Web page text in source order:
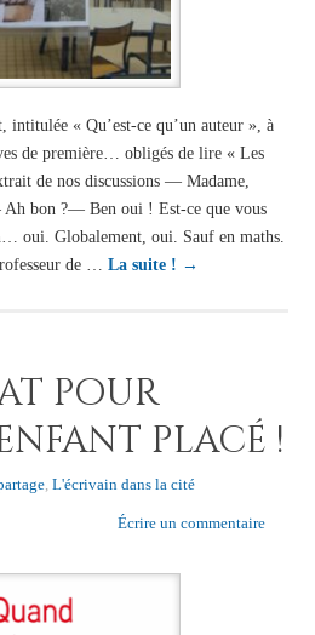
intitulée « Qu’est-ce qu’un auteur », à
de première… obligés de lire « Les
de nos discussions — Madame,
bon ?— Ben oui ! Est-ce que vous
oui. Globalement, oui. Sauf en maths.
de … La suite ! →
pour
placé !
, L'écrivain dans la cité
Écrire un commentaire